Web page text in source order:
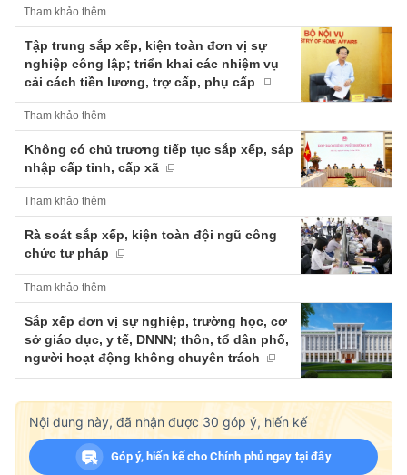
Tham khảo thêm
Tập trung sắp xếp, kiện toàn đơn vị sự
nghiệp công lập; triển khai các nhiệm vụ
cải cách tiền lương, trợ cấp, phụ cấp
Tham khảo thêm
Không có chủ trương tiếp tục sắp xếp, sáp
nhập cấp tỉnh, cấp xã
Tham khảo thêm
Rà soát sắp xếp, kiện toàn đội ngũ công
chức tư pháp
Tham khảo thêm
Sắp xếp đơn vị sự nghiệp, trường học, cơ
sở giáo dục, y tế, DNNN; thôn, tổ dân phố,
người hoạt động không chuyên trách
Nội dung này, đã nhận được 30 góp ý, hiến kế
Góp ý, hiến kế cho Chính phủ ngay tại đây